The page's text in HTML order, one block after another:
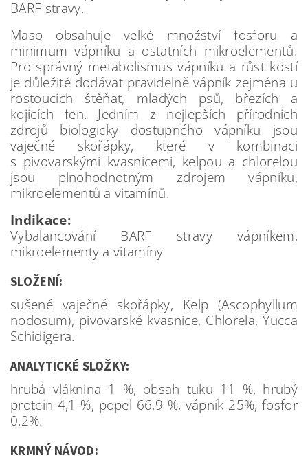
BARF stravy.
Maso obsahuje velké množství fosforu a
minimum vápníku a ostatních mikroelementů.
Pro správný metabolismus vápníku a růst kostí
je důležité dodávat pravidelně vápník zejména u
rostoucích štěňat, mladých psů, březích a
kojících fen. Jedním z nejlepších přírodních
zdrojů biologicky dostupného vápníku jsou
vaječné skořápky, které v kombinaci
s pivovarskými kvasnicemi, kelpou a chlorelou
jsou plnohodnotným zdrojem vápníku,
mikroelementů a vitamínů.
Indikace:
Vybalancování BARF stravy vápníkem,
mikroelementy a vitamíny
SLOŽENÍ:
sušené vaječné skořápky, Kelp (Ascophyllum
nodosum), pivovarské kvasnice, Chlorela, Yucca
Schidigera.
ANALYTICKÉ SLOŽKY:
hrubá vláknina 1 %, obsah tuku 11 %, hrubý
protein 4,1 %, popel 66,9 %, vápník 25%, fosfor
0,2%.
KRMNÝ NÁVOD: